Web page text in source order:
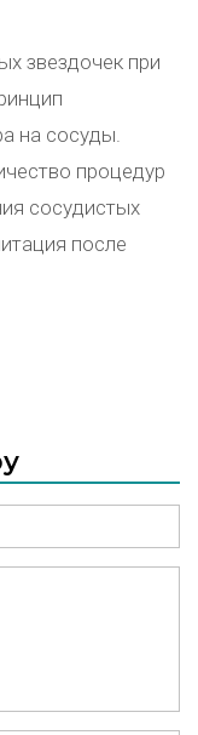
звездочек при
на сосуды.
процедур
сосудистых
после